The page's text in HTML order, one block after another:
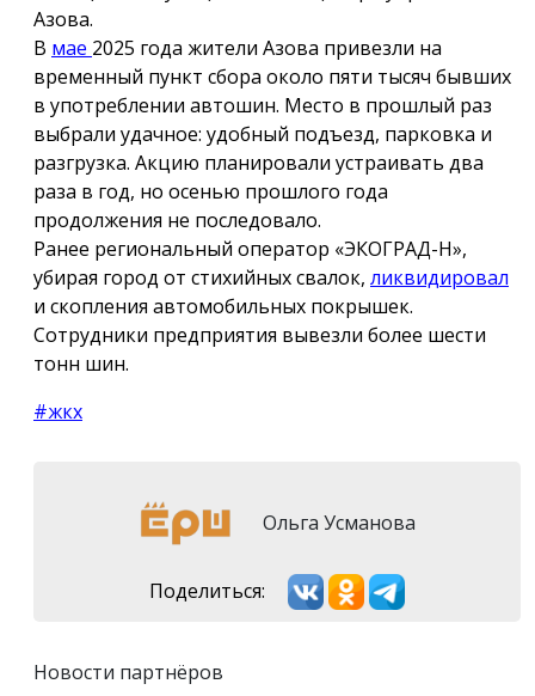
Азова.
В мае 2025 года жители Азова привезли на
временный пункт сбора около пяти тысяч бывших
в употреблении автошин. Место в прошлый раз
выбрали удачное: удобный подъезд, парковка и
разгрузка. Акцию планировали устраивать два
раза в год, но осенью прошлого года
продолжения не последовало.
Ранее региональный оператор «ЭКОГРАД-Н»,
убирая город от стихийных свалок, ликвидировал
и скопления автомобильных покрышек.
Сотрудники предприятия вывезли более шести
тонн шин.
#жкх
Ольга Усманова
Поделиться:
Новости партнёров